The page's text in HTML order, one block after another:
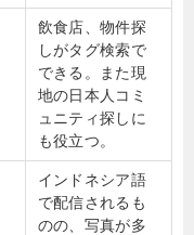
飲食店、物件探
しがタグ検索で
できる。また現
地の日本人コミ
ュニティ探しに
も役立つ。
インドネシア語
で配信されるも
のの、写真が多